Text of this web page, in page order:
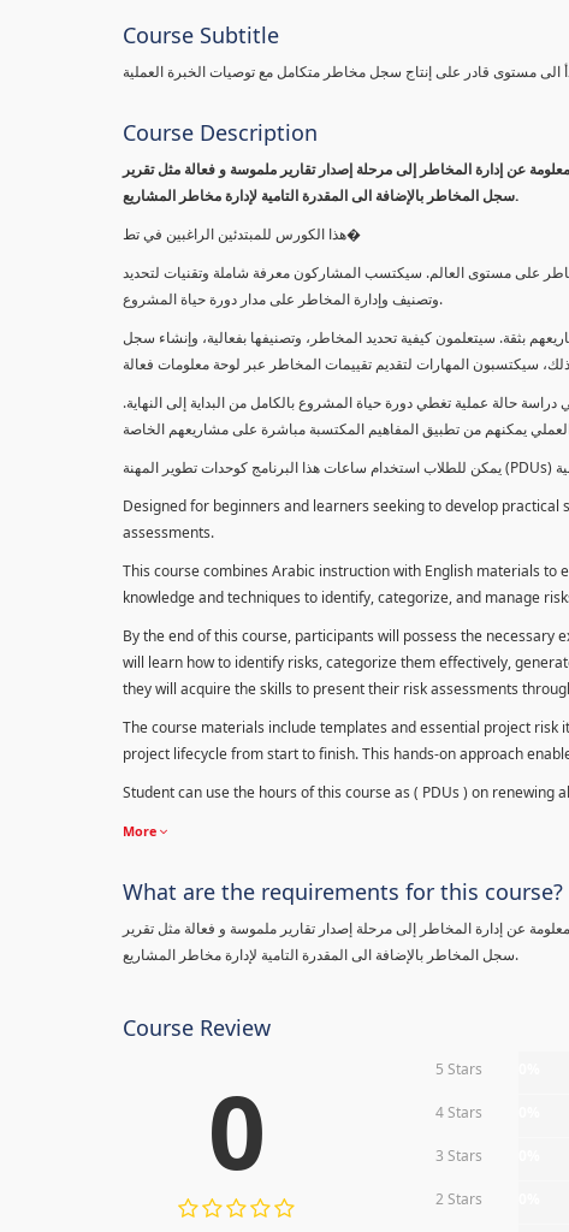
Course Subtitle
الى مستوى قادر على إنتاج سجل مخاطر متكامل مع توصيات الخبرة العملية
Course Description
معلومة عن إدارة المخاطر إلى مرحلة إصدار تقارير ملموسة و فعالة مثل تقرير
سجل المخاطر بالإضافة الى المقدرة التامية لإدارة مخاطر المشاريع.
هذا الكورس للمبتدئين الراغبين في تط�
المخاطر على مستوى العالم. سيكتسب المشاركون معرفة شاملة وتقنيات لتحديد
وتصنيف وإدارة المخاطر على مدار دورة حياة المشروع.
بثقة. سيتعلمون كيفية تحديد المخاطر، وتصنيفها بفعالية، وإنشاء سجل
حالة عملية تغطي دورة حياة المشروع بالكامل من البداية إلى النهاية.
Designed for beginners and learners seeking to develop
assessments.
This course combines Arabic instruction with English materials
knowledge and techniques to identify, categorize, and manage
By the end of this course, participants will possess the
will learn how to identify risks, categorize them effectively,
they will acquire the skills to present their risk assessments
The course materials include templates and essential project
project lifecycle from start to finish. This hands-on approach
Student can use the hours of this course as ( PDUs ) on
More
What are the requirements for this course?
معلومة عن إدارة المخاطر إلى مرحلة إصدار تقارير ملموسة و فعالة مثل تقرير
سجل المخاطر بالإضافة الى المقدرة التامية لإدارة مخاطر المشاريع.
Course Review
0 5 Stars
4 Stars
3 Stars
2 Stars